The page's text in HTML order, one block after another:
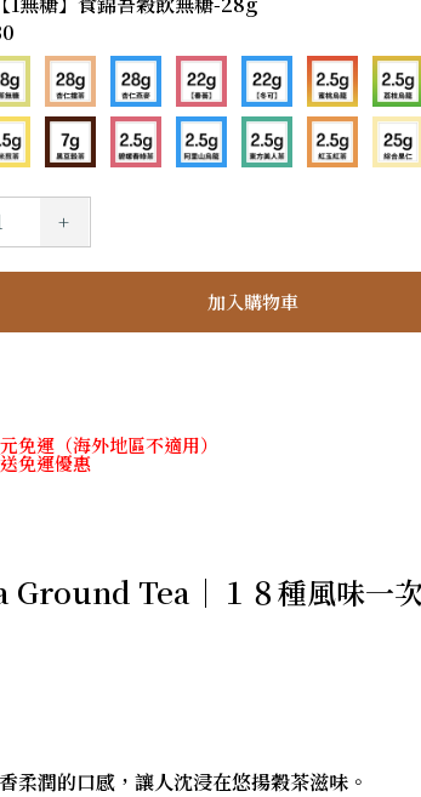
+
免運（海外地區不適用）
免運優惠
Ground Tea｜１８種風味一
柔潤的口感，讓人沈浸在悠揚穀茶滋味。